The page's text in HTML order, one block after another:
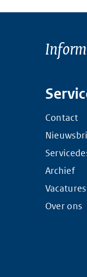
Contact
Archief
Vacatures
Over ons